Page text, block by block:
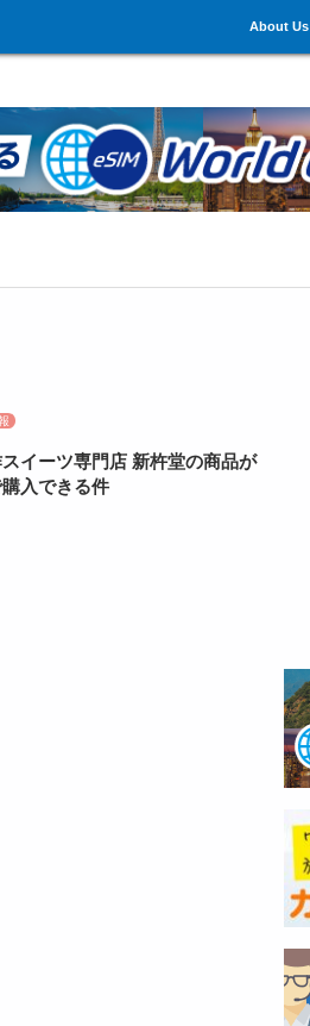
About Us
イーツ専門店 新杵堂の商品が
入できる件